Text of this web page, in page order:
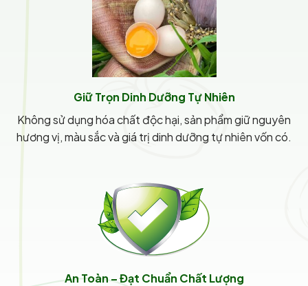
Giữ Trọn Dinh Dưỡng Tự Nhiên
Không sử dụng hóa chất độc hại, sản phẩm giữ nguyên
hương vị, màu sắc và giá trị dinh dưỡng tự nhiên vốn có.
An Toàn – Đạt Chuẩn Chất Lượng